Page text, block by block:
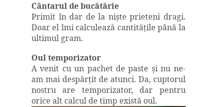
Cântarul de bucătărie
Primit în dar de la nişte prieteni dragi.
Doar el îmi calculează cantităţile până la
ultimul gram.
Oul temporizator
A venit cu un pachet de paste şi nu ne-
am mai despărţit de atunci. Da, cuptorul
nostru are temporizator, dar pentru
orice alt calcul de timp există oul.